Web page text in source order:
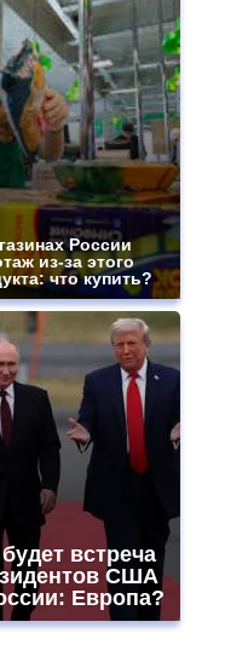
России
из-за этого
что купить?
встреча
США
Европа?